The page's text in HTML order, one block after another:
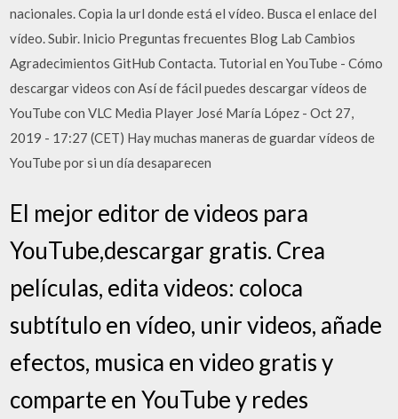
nacionales. Copia la url donde está el vídeo. Busca el enlace del
vídeo. Subir. Inicio Preguntas frecuentes Blog Lab Cambios
Agradecimientos GitHub Contacta. Tutorial en YouTube - Cómo
descargar videos con Así de fácil puedes descargar vídeos de
YouTube con VLC Media Player José María López - Oct 27,
2019 - 17:27 (CET) Hay muchas maneras de guardar vídeos de
YouTube por si un día desaparecen
El mejor editor de videos para
YouTube,descargar gratis. Crea
películas, edita videos: coloca
subtítulo en vídeo, unir videos, añade
efectos, musica en video gratis y
comparte en YouTube y redes